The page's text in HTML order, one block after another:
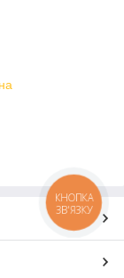
КНОПКА
ЗВ'ЯЗКУ